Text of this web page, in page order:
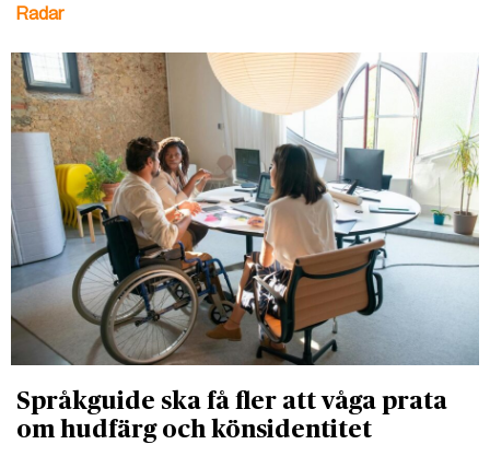
Radar
Språkguide ska få fler att våga prata
om hudfärg och könsidentitet